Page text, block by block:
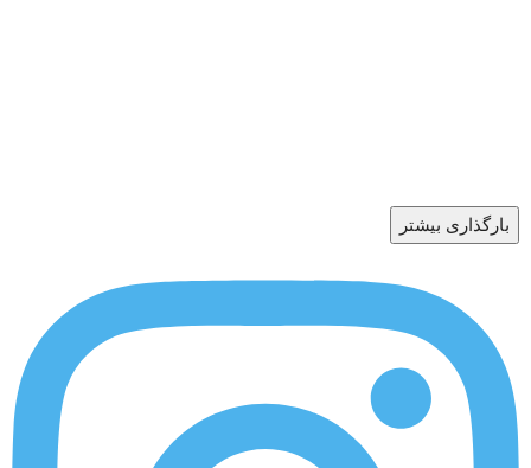
بارگذاری بیشتر